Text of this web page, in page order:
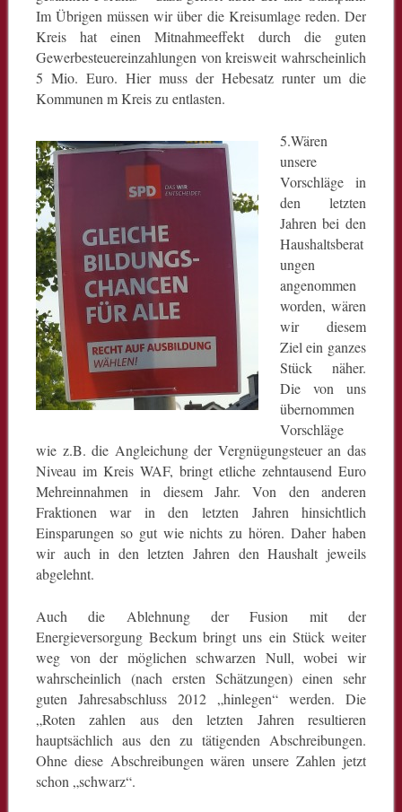
Im Übrigen müssen wir über die Kreisumlage reden. Der
Kreis hat einen Mitnahmeeffekt durch die guten
Gewerbesteuereinzahlungen von kreisweit wahrscheinlich
5 Mio. Euro. Hier muss der Hebesatz runter um die
Kommunen m Kreis zu entlasten.
5.Wären
unsere
Vorschläge in
den letzten
Jahren bei den
Haushaltsberat
ungen
angenommen
worden, wären
wir diesem
Ziel ein ganzes
Stück näher.
Die von uns
übernommen
Vorschläge
wie z.B. die Angleichung der Vergnügungsteuer an das
Niveau im Kreis WAF, bringt etliche zehntausend Euro
Mehreinnahmen in diesem Jahr. Von den anderen
Fraktionen war in den letzten Jahren hinsichtlich
Einsparungen so gut wie nichts zu hören. Daher haben
wir auch in den letzten Jahren den Haushalt jeweils
abgelehnt.
Auch die Ablehnung der Fusion mit der
Energieversorgung Beckum bringt uns ein Stück weiter
weg von der möglichen schwarzen Null, wobei wir
wahrscheinlich (nach ersten Schätzungen) einen sehr
guten Jahresabschluss 2012 „hinlegen“ werden. Die
„Roten zahlen aus den letzten Jahren resultieren
hauptsächlich aus den zu tätigenden Abschreibungen.
Ohne diese Abschreibungen wären unsere Zahlen jetzt
schon „schwarz“.